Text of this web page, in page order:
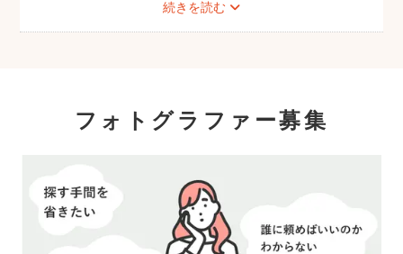
続きを読む
フォトグラファー募集